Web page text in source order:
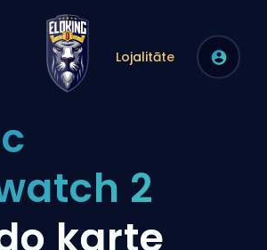
Lojalitāte
2
karte